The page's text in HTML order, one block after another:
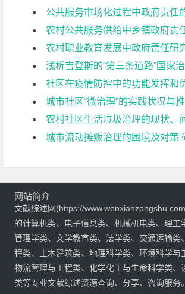
公共服务市场化过程中政府责任的缺失
农村公共服务供给中乡镇政府责
农村职业教育发展中政府责任研
浅析吉登斯的“第三条道路”国家
社区在疫情防控中的功能发挥和优
城市社区“微治理”的实践状况与推进路径研究 ——以南京市泰山街
农村社区生活垃圾治理的现状、问题及对策 的研究—常州市薛
城市流动摊贩治理的困境及对策 研究——以厦门市
网站简介
文献综述网(https://
的计算机类、电子信息类、机械机电类、理工
管理学类、文学教育类、法学类、交通运输类
程类、土木建筑类、地理科学类、环境科学与
物流管理与工程类、化学化工与生命科学类、
类等专业文献综述资源查询、分享、咨询服务。